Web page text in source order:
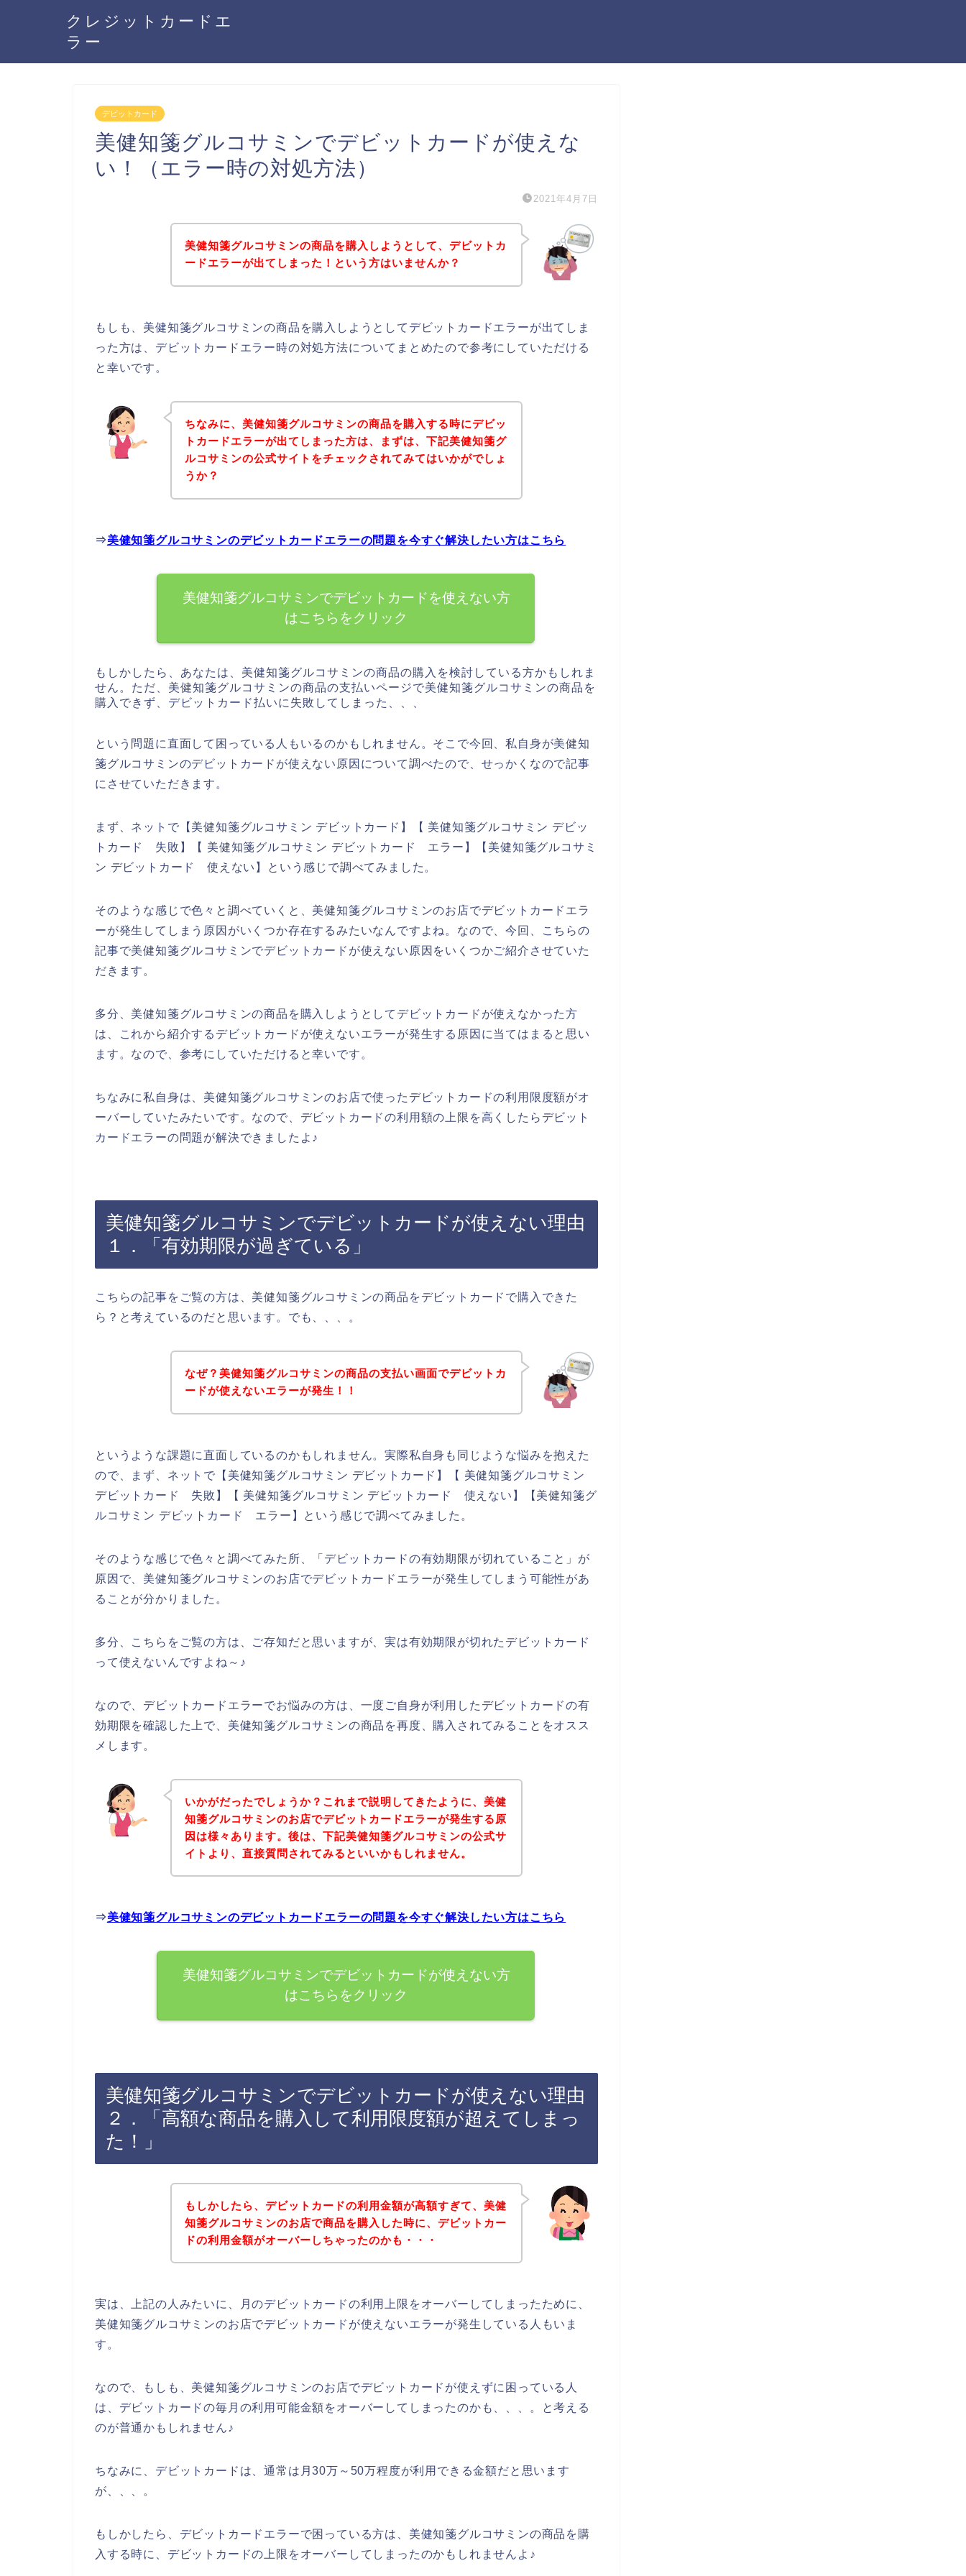
クレジットカードエ
ラー
デビットカード
美健知箋グルコサミンでデビットカードが使えな
い！（エラー時の対処方法）
2021年4月7日
美健知箋グルコサミンの商品を購入しようとして、デビットカ
ードエラーが出てしまった！という方はいませんか？
もしも、美健知箋グルコサミンの商品を購入しようとしてデビットカードエラーが出てしま
った方は、デビットカードエラー時の対処方法についてまとめたので参考にしていただける
と幸いです。
ちなみに、美健知箋グルコサミンの商品を購入する時にデビッ
トカードエラーが出てしまった方は、まずは、下記美健知箋グ
ルコサミンの公式サイトをチェックされてみてはいかがでしょ
うか？
⇒美健知箋グルコサミンのデビットカードエラーの問題を今すぐ解決したい方はこちら
美健知箋グルコサミンでデビットカードを使えない方
はこちらをクリック
もしかしたら、あなたは、美健知箋グルコサミンの商品の購入を検討している方かもしれま
せん。ただ、美健知箋グルコサミンの商品の支払いページで美健知箋グルコサミンの商品を
購入できず、デビットカード払いに失敗してしまった、、、
という問題に直面して困っている人もいるのかもしれません。そこで今回、私自身が美健知
箋グルコサミンのデビットカードが使えない原因について調べたので、せっかくなので記事
にさせていただきます。
まず、ネットで【美健知箋グルコサミン デビットカード】【 美健知箋グルコサミン デビッ
トカード 失敗】【 美健知箋グルコサミン デビットカード エラー】【美健知箋グルコサミ
ン デビットカード 使えない】という感じで調べてみました。
そのような感じで色々と調べていくと、美健知箋グルコサミンのお店でデビットカードエラ
ーが発生してしまう原因がいくつか存在するみたいなんですよね。なので、今回、こちらの
記事で美健知箋グルコサミンでデビットカードが使えない原因をいくつかご紹介させていた
だきます。
多分、美健知箋グルコサミンの商品を購入しようとしてデビットカードが使えなかった方
は、これから紹介するデビットカードが使えないエラーが発生する原因に当てはまると思い
ます。なので、参考にしていただけると幸いです。
ちなみに私自身は、美健知箋グルコサミンのお店で使ったデビットカードの利用限度額がオ
ーバーしていたみたいです。なので、デビットカードの利用額の上限を高くしたらデビット
カードエラーの問題が解決できましたよ♪
美健知箋グルコサミンでデビットカードが使えない理由
１．「有効期限が過ぎている」
こちらの記事をご覧の方は、美健知箋グルコサミンの商品をデビットカードで購入できた
ら？と考えているのだと思います。でも、、、。
なぜ？美健知箋グルコサミンの商品の支払い画面でデビットカ
ードが使えないエラーが発生！！
というような課題に直面しているのかもしれません。実際私自身も同じような悩みを抱えた
ので、まず、ネットで【美健知箋グルコサミン デビットカード】【 美健知箋グルコサミン
デビットカード 失敗】【 美健知箋グルコサミン デビットカード 使えない】【美健知箋グ
ルコサミン デビットカード エラー】という感じで調べてみました。
そのような感じで色々と調べてみた所、「デビットカードの有効期限が切れていること」が
原因で、美健知箋グルコサミンのお店でデビットカードエラーが発生してしまう可能性があ
ることが分かりました。
多分、こちらをご覧の方は、ご存知だと思いますが、実は有効期限が切れたデビットカード
って使えないんですよね～♪
なので、デビットカードエラーでお悩みの方は、一度ご自身が利用したデビットカードの有
効期限を確認した上で、美健知箋グルコサミンの商品を再度、購入されてみることをオスス
メします。
いかがだったでしょうか？これまで説明してきたように、美健
知箋グルコサミンのお店でデビットカードエラーが発生する原
因は様々あります。後は、下記美健知箋グルコサミンの公式サ
イトより、直接質問されてみるといいかもしれません。
⇒美健知箋グルコサミンのデビットカードエラーの問題を今すぐ解決したい方はこちら
美健知箋グルコサミンでデビットカードが使えない方
はこちらをクリック
美健知箋グルコサミンでデビットカードが使えない理由
２．「高額な商品を購入して利用限度額が超えてしまっ
た！」
もしかしたら、デビットカードの利用金額が高額すぎて、美健
知箋グルコサミンのお店で商品を購入した時に、デビットカー
ドの利用金額がオーバーしちゃったのかも・・・
実は、上記の人みたいに、月のデビットカードの利用上限をオーバーしてしまったために、
美健知箋グルコサミンのお店でデビットカードが使えないエラーが発生している人もいま
す。
なので、もしも、美健知箋グルコサミンのお店でデビットカードが使えずに困っている人
は、デビットカードの毎月の利用可能金額をオーバーしてしまったのかも、、、。と考える
のが普通かもしれません♪
ちなみに、デビットカードは、通常は月30万～50万程度が利用できる金額だと思います
が、、、。
もしかしたら、デビットカードエラーで困っている方は、美健知箋グルコサミンの商品を購
入する時に、デビットカードの上限をオーバーしてしまったのかもしれませんよ♪